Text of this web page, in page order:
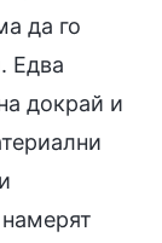
да го
Едва
докрай и